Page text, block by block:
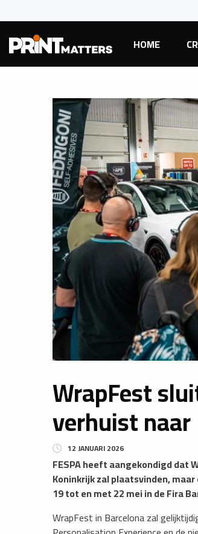
HOME
WrapFest
verhuist
12 JANUARI 2026
FESPA heeft aangekondigd dat
Koninkrijk zal plaatsvinden,
19 tot en met 22 mei in de Fira
​WrapFest in Barcelona zal